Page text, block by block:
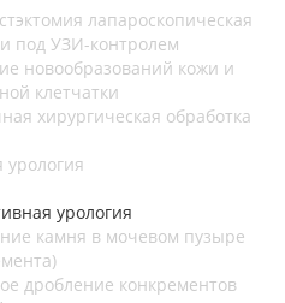
лапароскопическая
под УЗИ-контролем
новообразований кожи и
клетчатки
хирургическая обработка
урология
камня в мочевом пузыре
дробление конкрементов